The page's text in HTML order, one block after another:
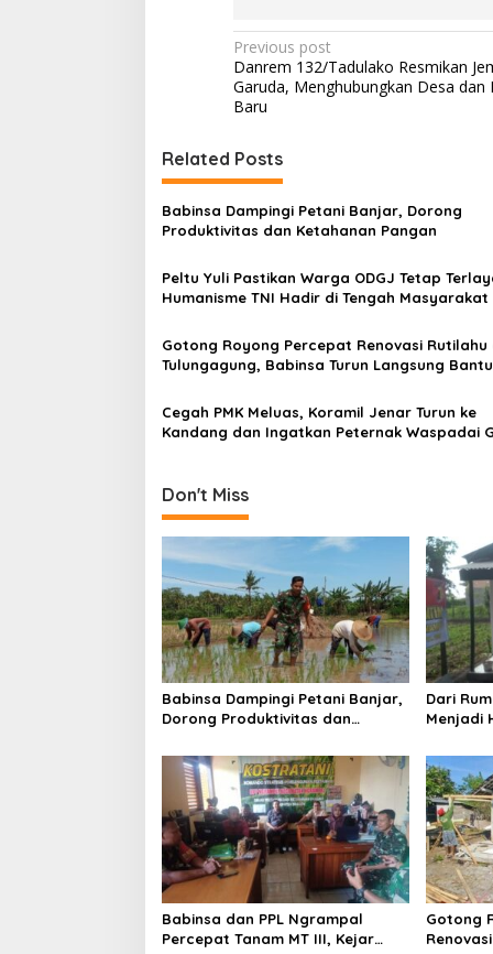
P
o
s
t
n
a
v
i
g
t
o
Previous post
Danrem 132/Tadulako Resmikan
Garuda, Menghubungkan Desa dan
Baru
Related Posts
Babinsa Dampingi Petani Banjar, Dorong
Produktivitas dan Ketahanan Pangan
Peltu Yuli Pastikan Warga ODGJ Tetap
Humanisme TNI Hadir di Tengah Masyarakat
Gotong Royong Percepat Renovasi Rutilahu
Tulungagung, Babinsa Turun Langsung Bantu
Cegah PMK Meluas, Koramil Jenar Turun ke
Kandang dan Ingatkan Peternak Waspadai
Don't Miss
Babinsa Dampingi Petani Banjar,
Dorong Produktivitas dan
Dari
Menjadi
Ibu Feri
Babinsa dan PPL Ngrampal
Percepat Tanam MT III, Kejar
Gotong